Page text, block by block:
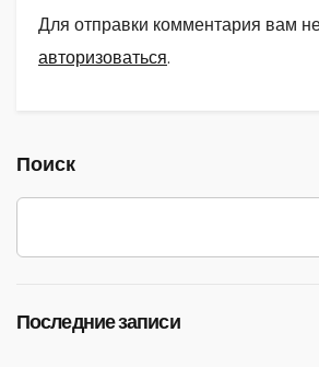
Для отправки комментария вам
авторизоваться.
Поиск
Последние записи